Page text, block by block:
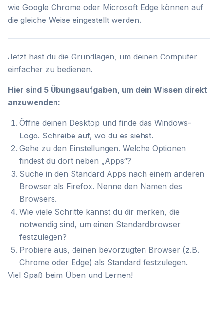
wie Google Chrome oder Microsoft Edge können auf
die gleiche Weise eingestellt werden.
Jetzt hast du die Grundlagen, um deinen Computer
einfacher zu bedienen.
Hier sind 5 Übungsaufgaben, um dein Wissen direkt
anzuwenden:
Öffne deinen Desktop und finde das Windows-
Logo. Schreibe auf, wo du es siehst.
Gehe zu den Einstellungen. Welche Optionen
findest du dort neben „Apps“?
Suche in den Standard Apps nach einem anderen
Browser als Firefox. Nenne den Namen des
Browsers.
Wie viele Schritte kannst du dir merken, die
notwendig sind, um einen Standardbrowser
festzulegen?
Probiere aus, deinen bevorzugten Browser (z.B.
Chrome oder Edge) als Standard festzulegen.
Viel Spaß beim Üben und Lernen!